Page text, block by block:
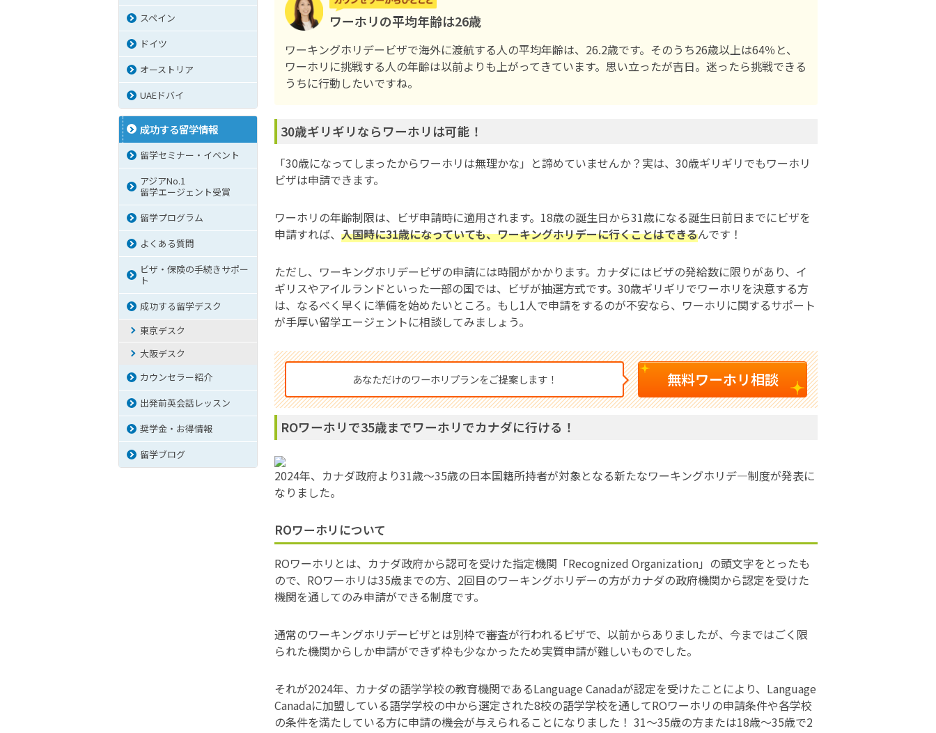
ワーホリの平均年齢は26歳
ワーキングホリデービザで海外に渡航する人の平均年齢は、26.2歳です。そのうち26歳以上は64％と、
ワーホリに挑戦する人の年齢は以前よりも上がってきています。思い立ったが吉日。迷ったら挑戦できる
うちに行動したいですね。
30歳ギリギリならワーホリは可能！
「30歳になってしまったからワーホリは無理かな」と諦めていませんか？実は、30歳ギリギリでもワーホリ
ビザは申請できます。
ワーホリの年齢制限は、ビザ申請時に適用されます。18歳の誕生日から31歳になる誕生日前日までにビザを
申請すれば、 入国時に31歳になっていても、ワーキングホリデーに行くことはできるんです！
ただし、ワーキングホリデービザの申請には時間がかかります。カナダにはビザの発給数に限りがあり、イ
ギリスやアイルランドといった一部の国では、ビザが抽選方式です。30歳ギリギリでワーホリを決意する方
は、なるべく早くに準備を始めたいところ。もし1人で申請をするのが不安なら、ワーホリに関するサポート
が手厚い留学エージェントに相談してみましょう。
あなただけのワーホリプランをご提案します！ 無料ワーホリ相談
ROワーホリで35歳までワーホリでカナダに行ける！
2024年、カナダ政府より31歳～35歳の日本国籍所持者が対象となる新たなワーキングホリデ―制度が発表に
なりました。
ROワーホリについて
ROワーホリとは、カナダ政府から認可を受けた指定機関「Recognized Organization」の頭文字をとったも
ので、ROワーホリは35歳までの方、2回目のワーキングホリデーの方がカナダの政府機関から認定を受けた
機関を通してのみ申請ができる制度です。
通常のワーキングホリデービザとは別枠で審査が行われるビザで、以前からありましたが、今まではごく限
られた機関からしか申請ができず枠も少なかったため実質申請が難しいものでした。
それが2024年、カナダの語学学校の教育機関であるLanguage Canadaが認定を受けたことにより、Language
Canadaに加盟している語学学校の中から選定された8校の語学学校を通してROワーホリの申請条件や各学校
の条件を満たしている方に申請の機会が与えられることになりました！ 31〜35歳の方または18歳～35歳で2
スペイン
ドイツ
オーストリア
UAEドバイ
成功する留学情報
留学セミナー・イベント
アジアNo.1
留学エージェント受賞
留学プログラム
よくある質問
ビザ・保険の手続きサポー
ト
成功する留学デスク
東京デスク
大阪デスク
カウンセラー紹介
出発前英会話レッスン
奨学金・お得情報
留学ブログ